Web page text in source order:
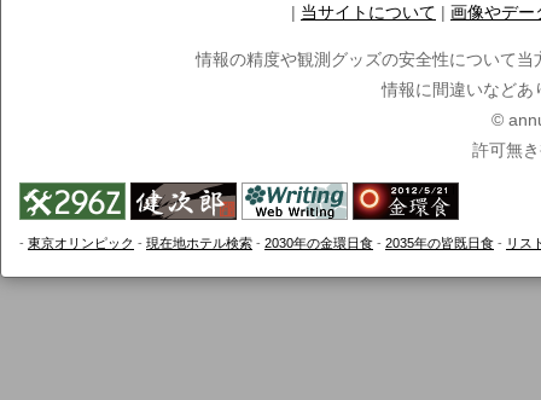
| 当サイトについて | 画像やデー
情報の精度や観測グッズの安全性について
情報に間違いなどあ
©
許可無
- 東京オリンピック - 現在地ホテル検索 - 2030年の金環日食 - 2035年の皆既日食 - リス